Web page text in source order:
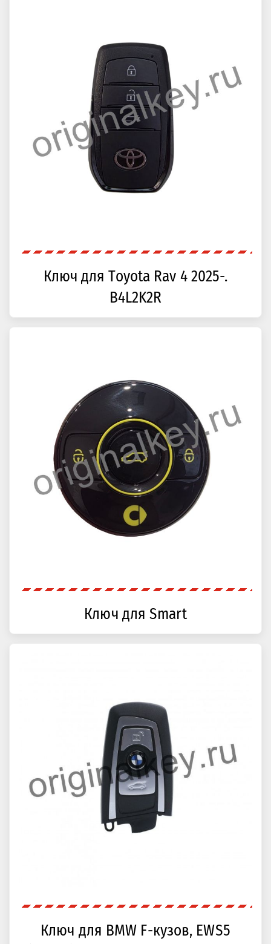
Ключ для Toyota Rav 4 2025-.
B4L2K2R
Ключ для Smart
Ключ для BMW F-кузов, EWS5